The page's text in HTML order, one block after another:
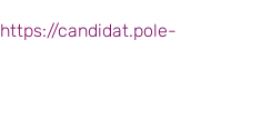
https://candidat.pole-